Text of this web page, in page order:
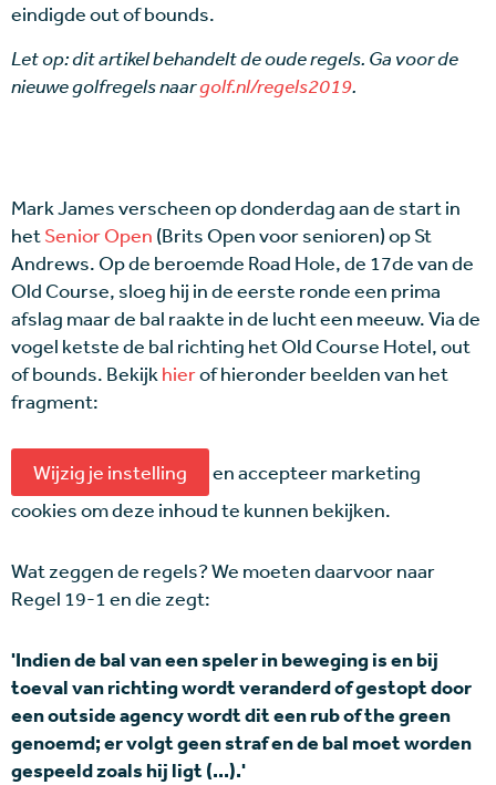
eindigde out of bounds.
Let op: dit artikel behandelt de oude regels. Ga voor de
nieuwe golfregels naargolf.nl/regels2019.
Mark James verscheen op donderdag aan de start in
hetSenior Open (Brits Open voor senioren) op St
Andrews. Op de beroemde Road Hole, de 17de van de
Old Course, sloeg hij in de eerste ronde een prima
afslag maar de bal raakte in de lucht een meeuw. Via de
vogel ketste de bal richting het Old Course Hotel, out
of bounds. Bekijk hierof hieronder beelden van het
fragment:
Wijzig je instelling
en accepteer marketing
cookies om deze inhoud te kunnen bekijken.
Wat zeggen de regels? We moeten daarvoor naar
Regel 19-1 en die zegt:
'Indien de bal van een speler in beweging is en bij
toeval van richting wordt veranderd of gestopt door
een outside agency wordt dit een rub of the green
genoemd; er volgt geen straf en de bal moet worden
gespeeld zoals hij ligt (...).'